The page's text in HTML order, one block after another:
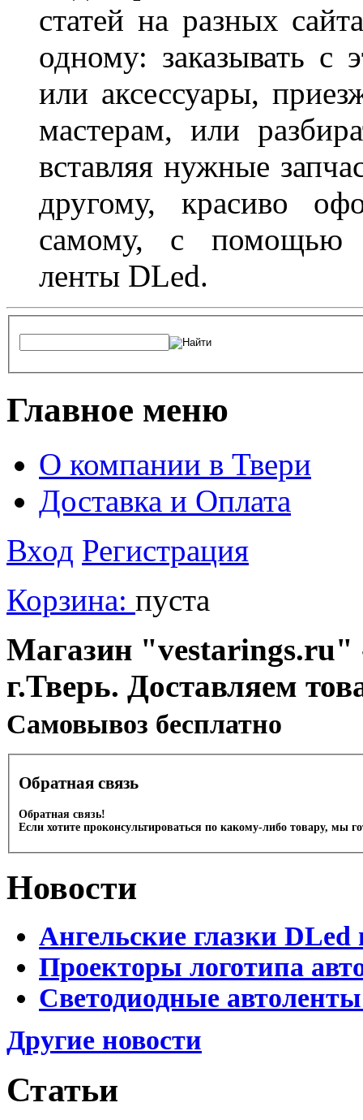
статей на разных
одному: заказывать с
или аксессуары,
мастерам, или
вставляя нужные
другому, красиво
самому, с помощью
ленты DLed.
Главное меню
О компании в Твери
Доставка и Оплата
Вход Регистрация
Корзина: пуста
Магазин "vestarings.ru"
г.Тверь. Доставляем
Cамовывоз бесплатно
Обратная связь
Обратная связь!
Если хотите проконсультироваться по какому-либо товару, мы
Новости
Ангельские глазки DLed
Проекторы логотипа
Светодиодные
Другие новости
Статьи